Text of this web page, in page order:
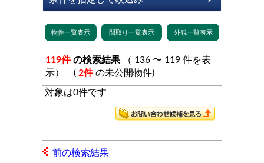
119件 の検索結果
示） ( 2件 の未公開物件)
対象は0件です
前の検索結果